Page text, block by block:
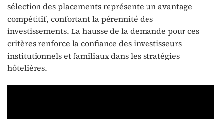
sélection des placements représente un avantage
compétitif, confortant la pérennité des
investissements. La hausse de la demande pour ces
critères renforce la confiance des investisseurs
institutionnels et familiaux dans les stratégies
hôtelières.